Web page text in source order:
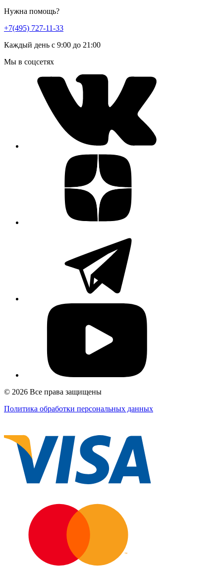
Нужна помощь?
+7(495) 727-11-33
Каждый день с 9:00 до 21:00
Мы в соцсетях
© 2026 Все права защищены
Политика обработки персональных данных